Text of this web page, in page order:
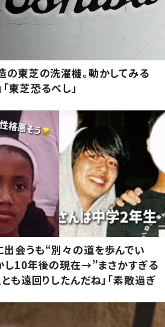
の東芝の洗濯機。動かしてみる
東芝恐るべし」
会うも“別々の道を歩んでい
し10年後の現在→”まさかすぎる
も遠回りしたんだね」「素敵過ぎ